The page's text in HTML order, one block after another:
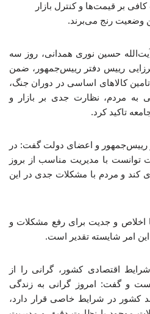
بر قیمت‌ها و کنترل بازار
وضعیت رنج می‌برند.
حسین نوری همدانی، روز سه
رییس دفتر رییس‌جمهور، ضمن
کالاهای اساسی در دوران جنگ،
به مردم، نظارت جدی بر بازار و
تاکید کرد.
از رییس‌جمهور و اعضای دولت گفت: در
توانست با مدیریت مناسب از بروز
کند و مردم با مشکلات جدی در این
اخلاص و جدیت برای رفع مشکلات و
امر شایسته تقدیر است.
اقتصادی کشور، گرانی را از
و گفت: امروز گرانی به زندگی
کشور در شرایط خاصی قرار دارد،